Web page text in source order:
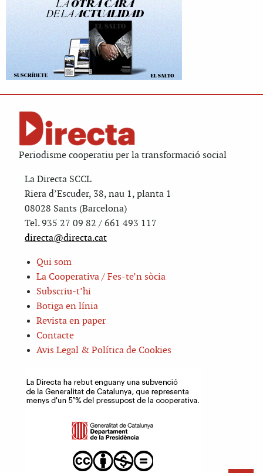
Periodisme cooperatiu per la transformació social
La Directa SCCL
Riera d’Escuder, 38, nau 1, planta 1
08028 Sants (Barcelona)
Tel. 935 27 09 82 / 661 493 117
directa@directa.cat
Qui som
La Cooperativa / Fes-te’n sòcia
Subscriu-t’hi
Botiga en línia
Revista en paper
Contacte
Avis Legal & Política de Cookies